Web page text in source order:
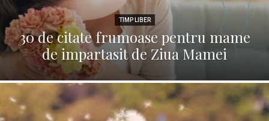
TIMP LIBER
30 de citate frumoase pentru mame
de impartasit de Ziua Mamei